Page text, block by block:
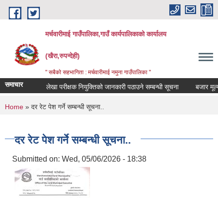
Skip to main content
मर्चवारीमाई गाउँपालिका,गाउँ कार्यपालिकाको कार्यालय
(खैरा,रुपन्देही)
" सबैको सहभागिता : मर्चवारीमाई नमुना गाउँपालिका "
समाचार लेखा परीक्षक नियुक्तिको जानकारी पठाउने सम्बन्धी सूचना बजार मूल्य
You are here
Home » दर रेट पेश गर्ने सम्बन्धी सूचना..
दर रेट पेश गर्ने सम्बन्धी सूचना..
Submitted on: Wed, 05/06/2026 - 18:38